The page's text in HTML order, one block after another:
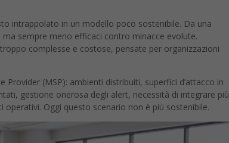
intrappolato in un modello poco sostenibile. Da una
sempre meno efficaci contro minacce evolute.
complesse e costose, pensate per organizzazioni
Provider (MSP): ambienti distribuiti, superfici d’attacco in
gestione onerosa degli alert, necessità di integrare più
Oggi questo scenario non è più sostenibile.